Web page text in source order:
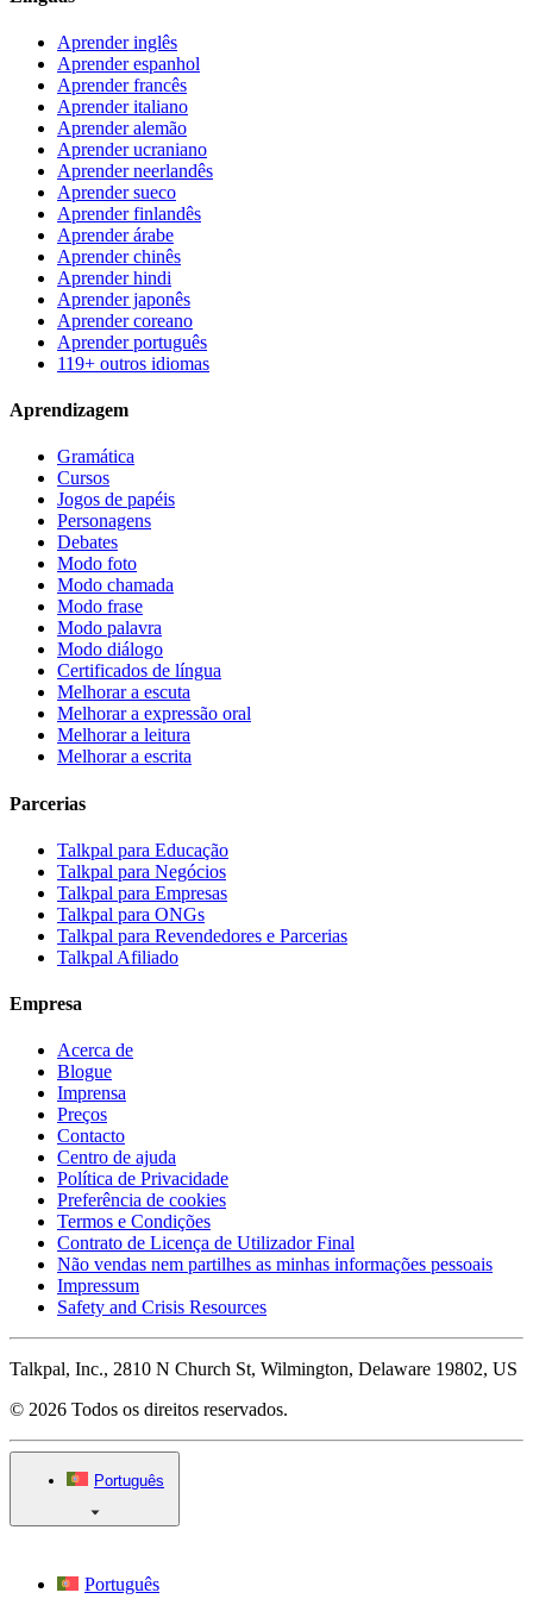
Aprender inglês
Aprender espanhol
Aprender francês
Aprender italiano
Aprender alemão
Aprender ucraniano
Aprender neerlandês
Aprender sueco
Aprender finlandês
Aprender árabe
Aprender chinês
Aprender hindi
Aprender japonês
Aprender coreano
Aprender português
119+ outros idiomas
Aprendizagem
Gramática
Cursos
Jogos de papéis
Personagens
Debates
Modo foto
Modo chamada
Modo frase
Modo palavra
Modo diálogo
Certificados de língua
Melhorar a escuta
Melhorar a expressão oral
Melhorar a leitura
Melhorar a escrita
Parcerias
Talkpal para Educação
Talkpal para Negócios
Talkpal para Empresas
Talkpal para ONGs
Talkpal para Revendedores e Parcerias
Talkpal Afiliado
Empresa
Acerca de
Blogue
Imprensa
Preços
Contacto
Centro de ajuda
Política de Privacidade
Preferência de cookies
Termos e Condições
Contrato de Licença de Utilizador Final
Não vendas nem partilhes as minhas informações pessoais
Impressum
Safety and Crisis Resources
Talkpal, Inc., 2810 N Church St, Wilmington, Delaware 19802, US
© 2026 Todos os direitos reservados.
Português
Português